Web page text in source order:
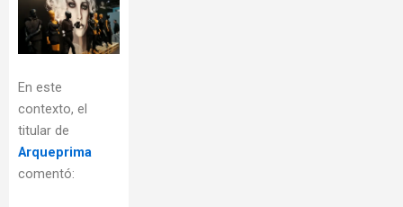
En este
contexto, el
titular de
Arqueprima
comentó: